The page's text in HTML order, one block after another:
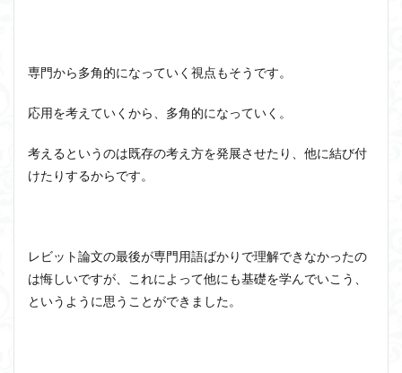
専門から多角的になっていく視点もそうです。
応用を考えていくから、多角的になっていく。
考えるというのは既存の考え方を発展させたり、他に結び付
けたりするからです。
レビット論文の最後が専門用語ばかりで理解できなかったの
は悔しいですが、これによって他にも基礎を学んでいこう、
というように思うことができました。